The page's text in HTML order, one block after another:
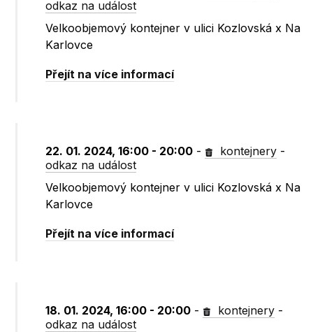
odkaz na událost
Velkoobjemový kontejner v ulici Kozlovská x Na
Karlovce
Přejít na více informací
22. 01. 2024, 16:00 - 20:00 - kontejnery -
odkaz na událost
Velkoobjemový kontejner v ulici Kozlovská x Na
Karlovce
Přejít na více informací
18. 01. 2024, 16:00 - 20:00 - kontejnery -
odkaz na událost